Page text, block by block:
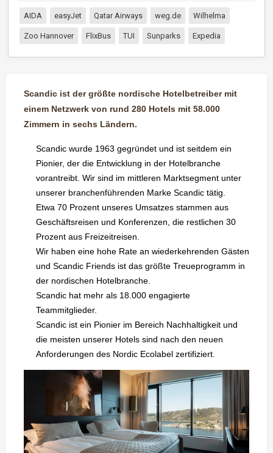
AIDA easyJet Qatar Airways weg.de Wilhelma
Zoo Hannover FlixBus TUI Sunparks Expedia
Scandic ist der größte nordische Hotelbetreiber mit
einem Netzwerk von rund 280 Hotels mit 58.000
Zimmern in sechs Ländern.
Scandic wurde 1963 gegründet und ist seitdem ein
Pionier, der die Entwicklung in der Hotelbranche
vorantreibt. Wir sind im mittleren Marktsegment unter
unserer branchenführenden Marke Scandic tätig.
Etwa 70 Prozent unseres Umsatzes stammen aus
Geschäftsreisen und Konferenzen, die restlichen 30
Prozent aus Freizeitreisen.
Wir haben eine hohe Rate an wiederkehrenden Gästen
und Scandic Friends ist das größte Treueprogramm in
der nordischen Hotelbranche.
Scandic hat mehr als 18.000 engagierte
Teammitglieder.
Scandic ist ein Pionier im Bereich Nachhaltigkeit und
die meisten unserer Hotels sind nach den neuen
Anforderungen des Nordic Ecolabel zertifiziert.